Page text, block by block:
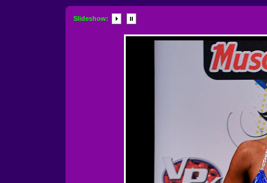
Slideshow: